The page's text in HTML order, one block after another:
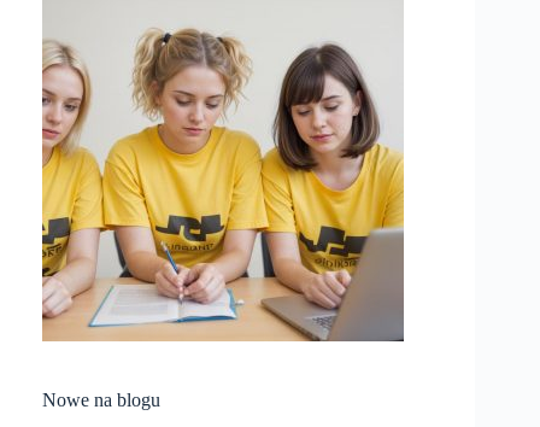
Nowe na blogu